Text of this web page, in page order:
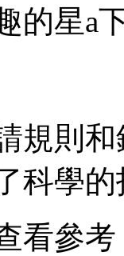
的星a
規則
科學
看參